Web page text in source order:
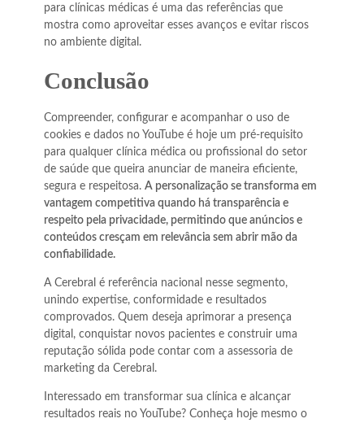
para clínicas médicas é uma das referências que
mostra como aproveitar esses avanços e evitar riscos
no ambiente digital.
Conclusão
Compreender, configurar e acompanhar o uso de
cookies e dados no YouTube é hoje um pré-requisito
para qualquer clínica médica ou profissional do setor
de saúde que queira anunciar de maneira eficiente,
segura e respeitosa. A personalização se transforma em
vantagem competitiva quando há transparência e
respeito pela privacidade, permitindo que anúncios e
conteúdos cresçam em relevância sem abrir mão da
confiabilidade.
A Cerebral é referência nacional nesse segmento,
unindo expertise, conformidade e resultados
comprovados. Quem deseja aprimorar a presença
digital, conquistar novos pacientes e construir uma
reputação sólida pode contar com a assessoria de
marketing da Cerebral.
Interessado em transformar sua clínica e alcançar
resultados reais no YouTube? Conheça hoje mesmo o